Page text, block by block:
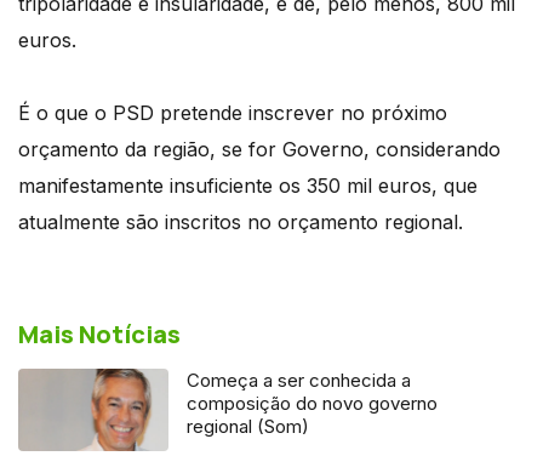
euros.
É o que o PSD pretende inscrever no próximo
orçamento da região, se for Governo, considerando
manifestamente insuficiente os 350 mil euros, que
atualmente são inscritos no orçamento regional.
Mais Notícias
Começa a ser conhecida a
composição do novo governo
regional (Som)